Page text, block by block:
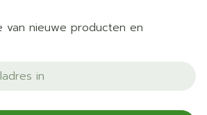
van nieuwe producten en